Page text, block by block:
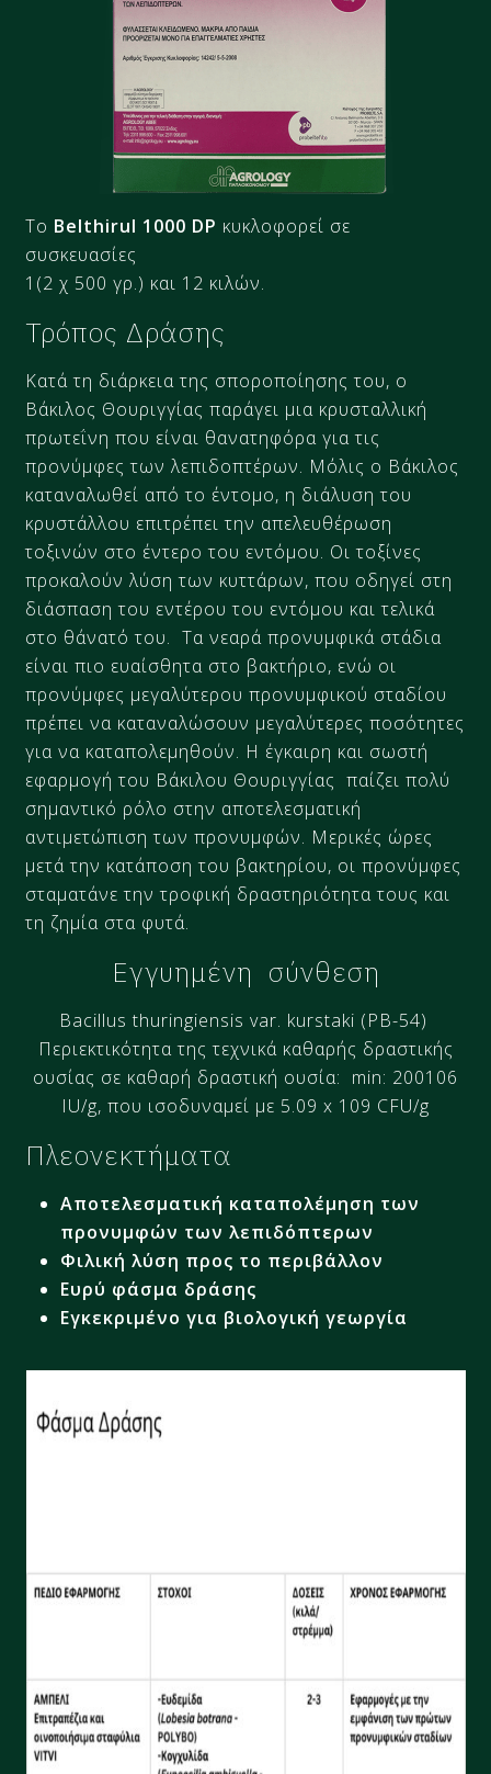
Το Belthirul 1000 DP κυκλοφορεί σε
συσκευασίες
1(2 χ 500 γρ.) και 12 κιλών.
Τρόπος Δράσης
Κατά τη διάρκεια της σποροποίησης του, ο
Βάκιλος Θουριγγίας παράγει μια κρυσταλλική
πρωτεΐνη που είναι θανατηφόρα για τις
προνύμφες των λεπιδοπτέρων. Μόλις ο Βάκιλος
καταναλωθεί από το έντομο, η διάλυση του
κρυστάλλου επιτρέπει την απελευθέρωση
τοξινών στο έντερο του εντόμου. Οι τοξίνες
προκαλούν λύση των κυττάρων, που οδηγεί στη
διάσπαση του εντέρου του εντόμου και τελικά
στο θάνατό του. Τα νεαρά προνυμφικά στάδια
είναι πιο ευαίσθητα στο βακτήριο, ενώ οι
προνύμφες μεγαλύτερου προνυμφικού σταδίου
πρέπει να καταναλώσουν μεγαλύτερες ποσότητες
για να καταπολεμηθούν. Η έγκαιρη και σωστή
εφαρμογή του Βάκιλου Θουριγγίας παίζει πολύ
σημαντικό ρόλο στην αποτελεσματική
αντιμετώπιση των προνυμφών. Μερικές ώρες
μετά την κατάποση του βακτηρίου, οι προνύμφες
σταματάνε την τροφική δραστηριότητα τους και
τη ζημία στα φυτά.
Εγγυημένη σύνθεση
Bacillus thuringiensis var. kurstaki (PB-54)
Περιεκτικότητα της τεχνικά καθαρής δραστικής
ουσίας σε καθαρή δραστική ουσία: min: 200106
IU/g, που ισοδυναμεί με 5.09 x 109 CFU/g
Πλεονεκτήματα
Αποτελεσματική καταπολέμηση των
προνυμφών των λεπιδόπτερων
Φιλική λύση προς το περιβάλλον
Ευρύ φάσμα δράσης
Εγκεκριμένο για βιολογική γεωργία